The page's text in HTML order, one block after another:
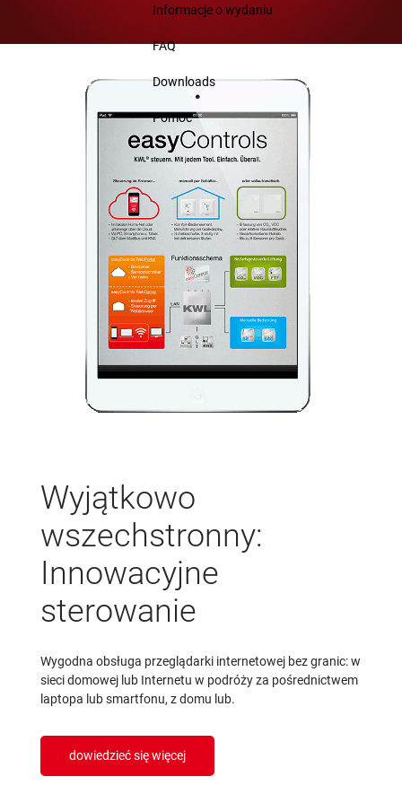
Informacje o wydaniu
FAQ
Downloads
Pomoc
Wyjątkowo
wszechstronny:
Innowacyjne
sterowanie
Wygodna obsługa przeglądarki internetowej bez granic: w
sieci domowej lub Internetu w podróży za pośrednictwem
laptopa lub smartfonu, z domu lub.
dowiedzieć się więcej